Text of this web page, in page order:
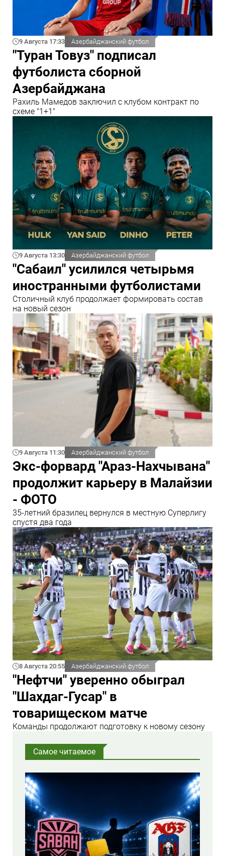
9 Августа 17:33 Азербайджанский футбол
"Туран Товуз" подписал
футболиста сборной
Азербайджана
Рахиль Мамедов заключил с клубом контракт по
схеме "1+1"
9 Августа 13:30 Азербайджанский футбол
"Сабаил" усилился четырьмя
иностранными футболистами
Столичный клуб продолжает формировать состав
на новый сезон
9 Августа 11:30 Азербайджанский футбол
Экс-форвард "Араз-Нахчывана"
продолжит карьеру в Малайзии
- ФОТО
35-летний бразилец вернулся в местную Суперлигу
спустя два года
8 Августа 20:55 Азербайджанский футбол
"Нефтчи" уверенно обыграл
"Шахдаг-Гусар" в
товарищеском матче
Команды продолжают подготовку к новому сезону
Самое читаемое